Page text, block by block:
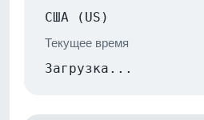
США (US)
Текущее время
Загрузка...